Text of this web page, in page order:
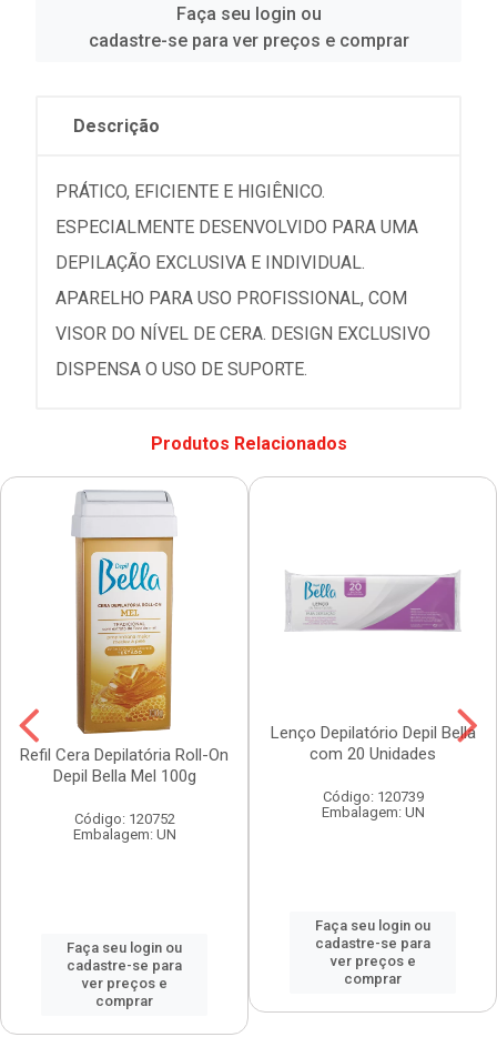
Faça seu login ou
cadastre-se para ver preços e comprar
Descrição
PRÁTICO, EFICIENTE E HIGIÊNICO.
ESPECIALMENTE DESENVOLVIDO PARA UMA
DEPILAÇÃO EXCLUSIVA E INDIVIDUAL.
APARELHO PARA USO PROFISSIONAL, COM
VISOR DO NÍVEL DE CERA. DESIGN EXCLUSIVO
DISPENSA O USO DE SUPORTE.
Produtos Relacionados
Refil Cera Depilatória Roll-On
Depil Bella Mel 100g
Código: 120752
Embalagem: UN
Faça seu login ou
cadastre-se para
ver preços e
comprar
Lenço Depilatório Depil Bella
com 20 Unidades
Código: 120739
Embalagem: UN
Faça seu login ou
cadastre-se para
ver preços e
comprar